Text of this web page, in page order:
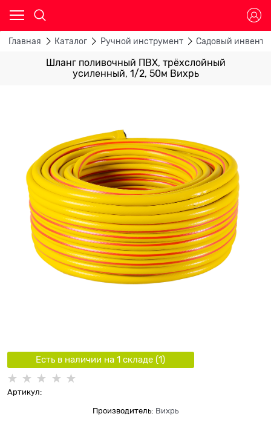
Главная Каталог Ручной инструмент Садовый
Шланг поливочный ПВХ, трёхслойный
усиленный, 1/2, 50м Вихрь
Есть в наличии на 1 складe (1)
Артикул:
Производитель: Вихрь